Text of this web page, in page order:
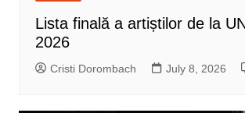
Lista finală a artiștilor de la
2026
Cristi Dorombach July 8, 2026